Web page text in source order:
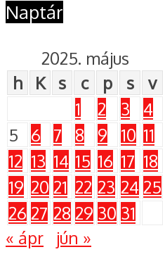
Naptár
2025. május
h
K s c p s
v
1
2 3
4
5
6 7 8 9 10 11
12 13 14 15 16 17 18
19 20 21 22 23 2425
26 27 28 29 30 31
« ápr
jún »